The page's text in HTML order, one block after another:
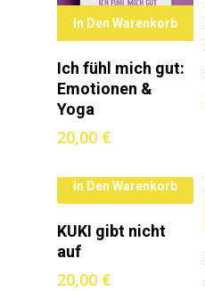
In Den Warenkorb
Ich fühl mich gut:
Emotionen &
Yoga
20,00 €
In Den Warenkorb
KUKI gibt nicht
auf
20,00 €